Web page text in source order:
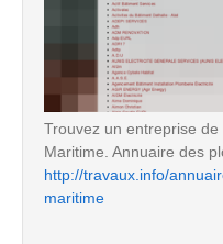
Trouvez un entreprise
Maritime. Annuaire des
http://travaux.info/
maritime